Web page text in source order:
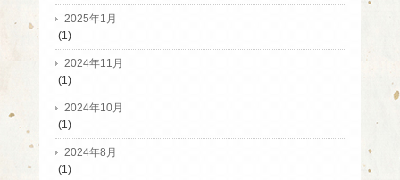
2025年1月
(1)
2024年11月
(1)
2024年10月
(1)
2024年8月
(1)